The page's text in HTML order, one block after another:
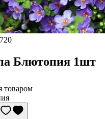
Блютопия 1шт
товаром